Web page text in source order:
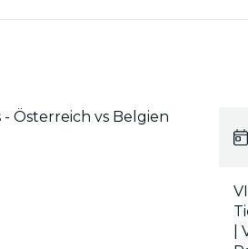
- Österreich vs Belgien
|